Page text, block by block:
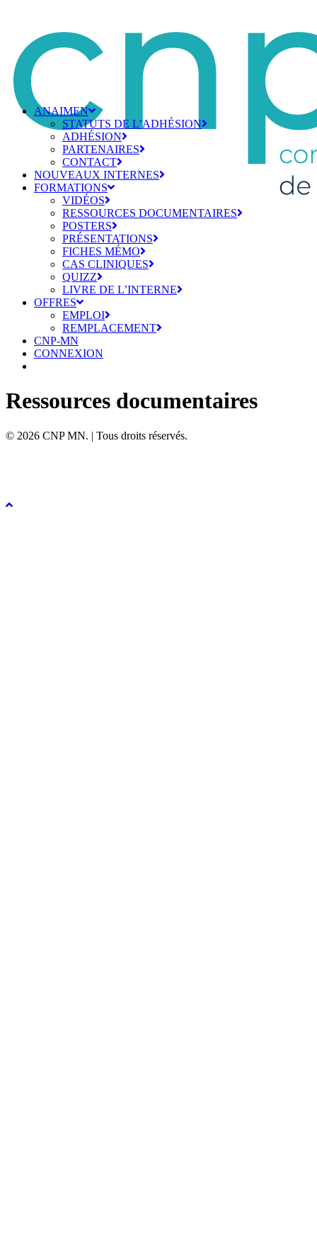
ANAIMEN
STATUTS DE L’ADHÉSION
ADHÉSION
PARTENAIRES
CONTACT
NOUVEAUX INTERNES
FORMATIONS
VIDÉOS
RESSOURCES DOCUMENTAIRES
POSTERS
PRÉSENTATIONS
FICHES MÉMO
CAS CLINIQUES
QUIZZ
LIVRE DE L’INTERNE
OFFRES
EMPLOI
REMPLACEMENT
CNP-MN
CONNEXION
Ressources documentaires
© 2026 CNP MN. | Tous droits réservés.